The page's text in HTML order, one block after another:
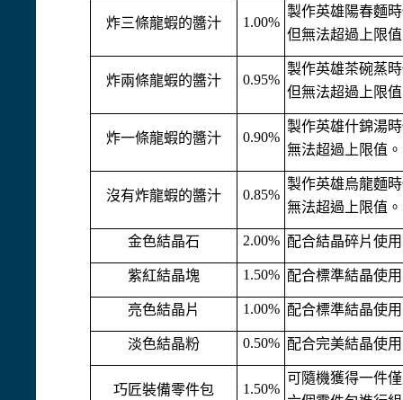
炸三條龍蝦的醬汁 1.00%
製作英雄陽春麵
但無法超過上限
炸兩條龍蝦的醬汁 0.95%
製作英雄茶碗蒸
但無法超過上限
炸一條龍蝦的醬汁 0.90%
製作英雄什錦湯
無法超過上限值。
沒有炸龍蝦的醬汁 0.85%
製作英雄烏龍麵
無法超過上限值。
金色結晶石 2.00% 配合結晶碎片使
紫紅結晶塊 1.50% 配合標準結晶使
亮色結晶片 1.00% 配合標準結晶使
淡色結晶粉 0.50% 配合完美結晶使
巧匠裝備零件包 1.50%
可隨機獲得一件